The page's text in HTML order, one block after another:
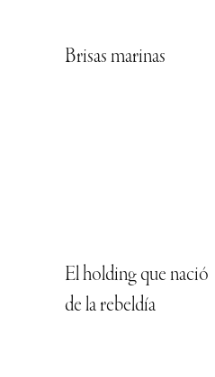
Brisas marinas
El holding que nació
de la rebeldía